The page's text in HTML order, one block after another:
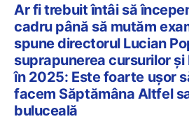
Ar fi trebuit întâi să
cadru până să mutăm
spune directorul Lucian
suprapunerea cursurilor și
în 2025: Este foarte ușor
facem Săptămâna Altfel
buluceală